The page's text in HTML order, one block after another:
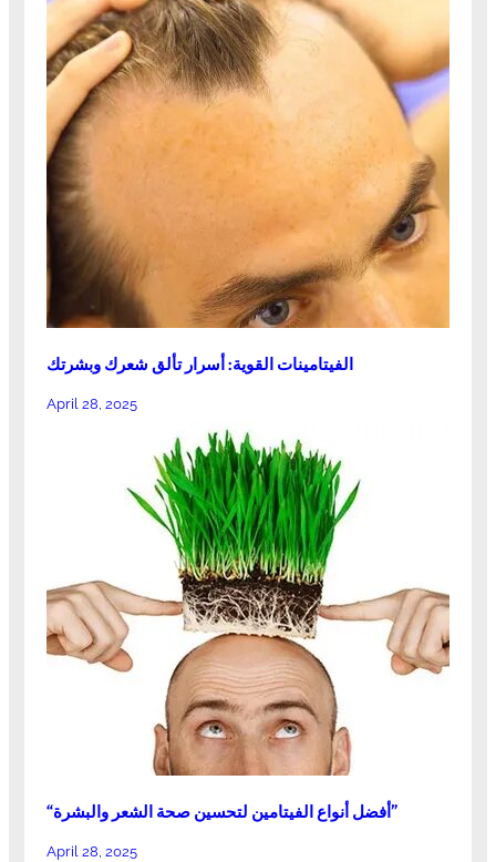
الفيتامينات القوية: أسرار تألق شعرك وبشرتك
April 28, 2025
“أفضل أنواع الفيتامين لتحسين صحة الشعر والبشرة”
April 28, 2025